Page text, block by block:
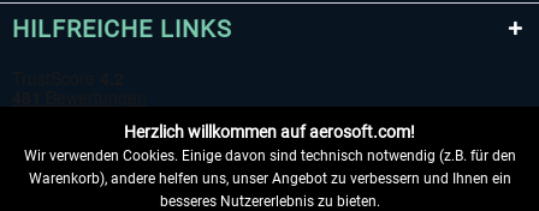
HILFREICHE LINKS
Herzlich willkommen auf aerosoft.com!
Wir verwenden Cookies. Einige davon sind technisch notwendig (z.B. für den
Warenkorb), andere helfen uns, unser Angebot zu verbessern und Ihnen ein
besseres Nutzererlebnis zu bieten.